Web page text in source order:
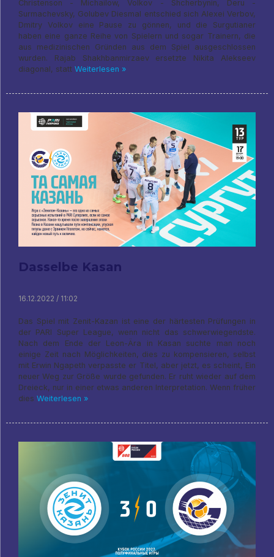
Christenson - Michailow, Volkov - Shcherbynin, Deru -
Surmachevsky, Golubev Diesmal entschied sich Alexei Verbov,
Dmitry Volkov eine Pause zu gönnen, und die Surgutianer
haben eine ganze Reihe von Spielern und sogar Trainern, die
aus medizinischen Gründen aus dem Spiel ausgeschlossen
wurden. Rajab Shakhbanmirzaev ersetzte Nikita Alekseev
diagonal, statt Weiterlesen »
Dasselbe Kasan
16.12.2022 / 11:02
Das Spiel mit Zenit-Kazan ist eine der härtesten Prüfungen in
der PARI Super League, wenn nicht das schwerwiegendste.
Nach dem Ende der Leon-Ära in Kasan suchte man noch
einige Zeit nach Möglichkeiten, dies zu kompensieren, selbst
mit Erwin Ngapeth verpasste er Titel, aber jetzt, es scheint, Ein
neuer Weg zur Größe wurde gefunden. Er ruht wieder auf dem
Dreieck, nur in einer etwas anderen Interpretation. Wenn früher
dies Weiterlesen »